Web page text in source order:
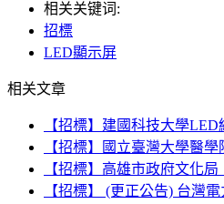
相关关键词:
招標
LED顯示屏
相关文章
【招標】建國科技大學
【招標】國立臺灣大學醫
【招標】高雄市政府文化
【招標】 (更正公告) 台灣